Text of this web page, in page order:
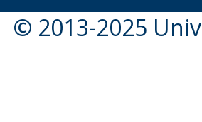
© 2013-2025